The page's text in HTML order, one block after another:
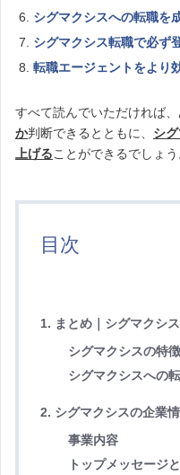
シグマクシスへの転職を
シグマクシス転職で必ず
転職エージェントをより
すべて読んでいただければ
か判断できるとともに、 シ
上げることができるでしょう
目次
1. まとめ｜シグマクシ
シグマクシスの特徴
シグマクシスへの
2. シグマクシスの企業
事業内容
トップメッセージ